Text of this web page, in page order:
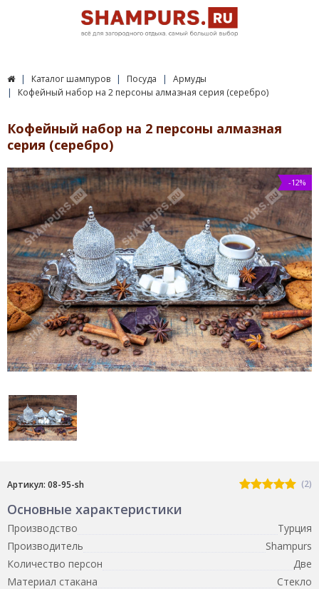
Каталог шампуров Посуда
Армуды
Кофейный набор на 2 персоны алмазная серия (серебро)
Кофейный набор на 2 персоны алмазная
серия (серебро)
-12%
Артикул: 08-95-sh (2)
Основные характеристики
Производство
Турция
Производитель
Shampurs
Количество персон
Две
Материал стакана
Стекло